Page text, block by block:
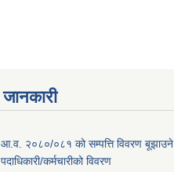
जानकारी
आ.व. २०८०/०८१ को सम्पत्ति विवरण बूझाउने
पदाधिकारी/कर्मचारीको विवरण